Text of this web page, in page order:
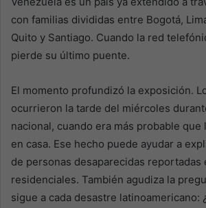
con familias divididas entre Bogotá,
Quito y Santiago. Cuando la red
pierde su último puente.
El momento profundizó la exposición.
ocurrieron la tarde del miércoles
nacional, cuando era más probable
en casa. Ese hecho puede ayudar a
de personas desaparecidas reportadas
residenciales. También agudiza la
sigue a cada desastre latinoamericano: